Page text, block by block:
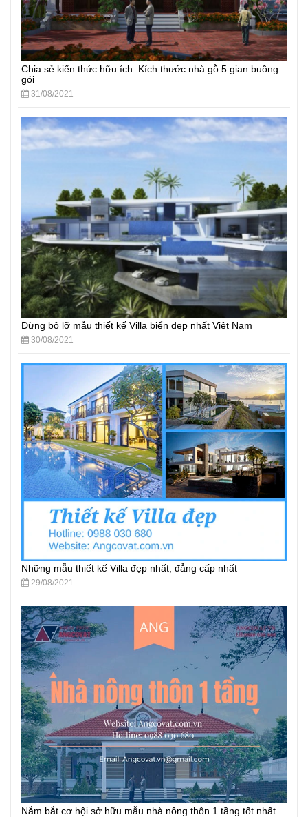
Chia sẻ kiến thức hữu ích: Kích thước nhà gỗ 5 gian buồng
gói
31/08/2021
Đừng bỏ lỡ mẫu thiết kế Villa biển đẹp nhất Việt Nam
30/08/2021
Những mẫu thiết kế Villa đẹp nhất, đẳng cấp nhất
29/08/2021
Nắm bắt cơ hội sở hữu mẫu nhà nông thôn 1 tầng tốt nhất